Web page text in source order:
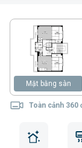
Mặt bằng sàn
Toàn cảnh 360